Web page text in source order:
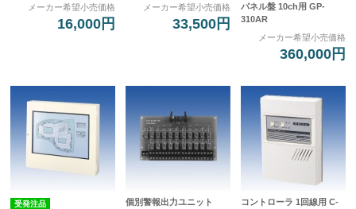
メーカー希望小売価格
16,000円
メーカー希望小売価格
33,500円
パネル盤 10ch用 GP-
310AR
メーカー希望小売価格
360,000円
受発注品
個別警報出力ユニット
コントローラ 1回線用 C-